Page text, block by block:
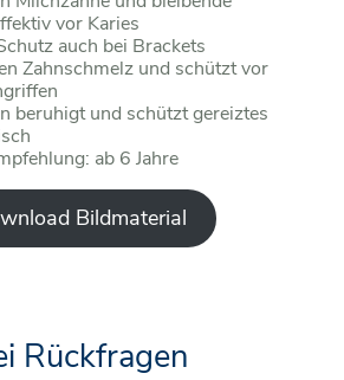
vor Karies
auch bei Brackets
Zahnschmelz und schützt vor
beruhigt und schützt gereiztes
ab 6 Jahre
Bildmaterial
Rückfragen